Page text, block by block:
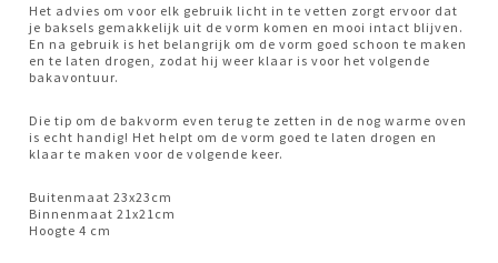
Het advies om voor elk gebruik licht in te vetten zorgt ervoor dat
je baksels gemakkelijk uit de vorm komen en mooi intact blijven.
En na gebruik is het belangrijk om de vorm goed schoon te maken
en te laten drogen, zodat hij weer klaar is voor het volgende
bakavontuur.
Die tip om de bakvorm even terug te zetten in de nog warme oven
is echt handig! Het helpt om de vorm goed te laten drogen en
klaar te maken voor de volgende keer.
Buitenmaat 23x23cm
Binnenmaat 21x21cm
Hoogte 4 cm